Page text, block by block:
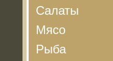
Салаты
Мясо
Рыба